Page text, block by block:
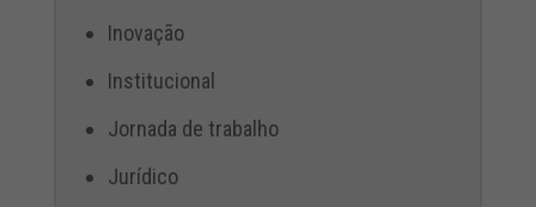
Inovação
Institucional
Jornada de trabalho
Jurídico